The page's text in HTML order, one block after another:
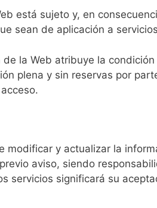
está sujeto y, en
sean de aplicación a
la Web atribuye la
plena y sin reservas por
modificar y actualizar la
aviso, siendo
servicios significará su